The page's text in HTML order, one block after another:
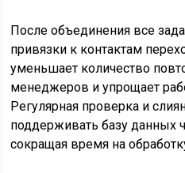
После объединения все
привязки к контактам
уменьшает количество
менеджеров и упрощает
Регулярная проверка и
поддерживать базу данных
сокращая время на